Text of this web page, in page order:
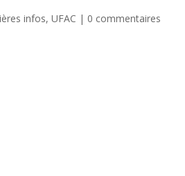
infos,UFAC | 0 commentaires